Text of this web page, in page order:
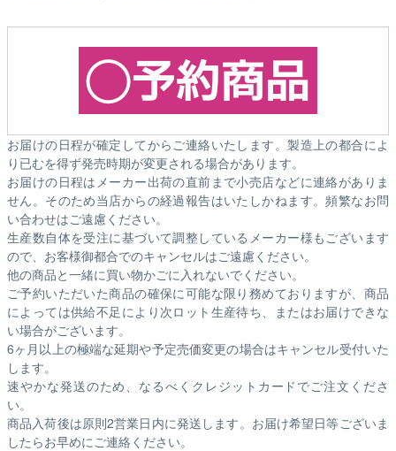
お届けの日程が確定してからご連絡いたします。製造上の都合によ
り已むを得ず発売時期が変更される場合があります。
お届けの日程はメーカー出荷の直前まで小売店などに連絡がありま
せん。そのため当店からの経過報告はいたしかねます。頻繁なお問
い合わせはご遠慮ください。
生産数自体を受注に基づいて調整しているメーカー様もございます
ので、お客様御都合でのキャンセルはご遠慮ください。
他の商品と一緒に買い物かごに入れないでください。
ご予約いただいた商品の確保に可能な限り務めておりますが、商品
によっては供給不足により次ロット生産待ち、またはお届けできな
い場合がございます。
6ヶ月以上の極端な延期や予定売価変更の場合はキャンセル受付いた
します。
速やかな発送のため、なるべくクレジットカードでご注文くださ
い。
商品入荷後は原則2営業日内に発送します。お届け希望日等ございま
したらお早めにご連絡ください。